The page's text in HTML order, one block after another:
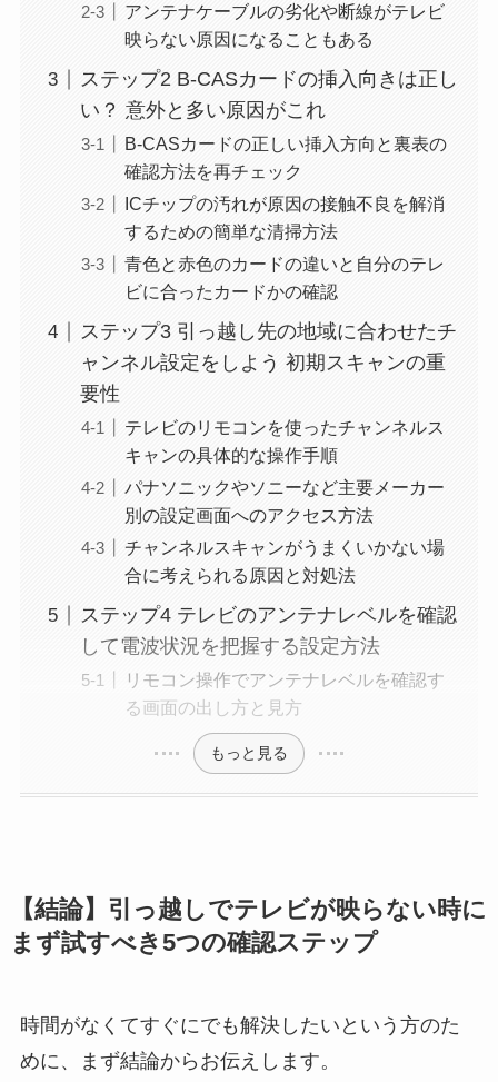
アンテナケーブルの劣化や断線がテレビ
映らない原因になることもある
ステップ2 B-CASカードの挿入向きは正し
い？ 意外と多い原因がこれ
B-CASカードの正しい挿入方向と裏表の
確認方法を再チェック
ICチップの汚れが原因の接触不良を解消
するための簡単な清掃方法
青色と赤色のカードの違いと自分のテレ
ビに合ったカードかの確認
ステップ3 引っ越し先の地域に合わせたチ
ャンネル設定をしよう 初期スキャンの重
要性
テレビのリモコンを使ったチャンネルス
キャンの具体的な操作手順
パナソニックやソニーなど主要メーカー
別の設定画面へのアクセス方法
チャンネルスキャンがうまくいかない場
合に考えられる原因と対処法
ステップ4 テレビのアンテナレベルを確認
して電波状況を把握する設定方法
リモコン操作でアンテナレベルを確認す
る画面の出し方と見方
もっと見る
【結論】引っ越しでテレビが映らない時に
まず試すべき5つの確認ステップ
時間がなくてすぐにでも解決したいという方のた
めに、まず結論からお伝えします。